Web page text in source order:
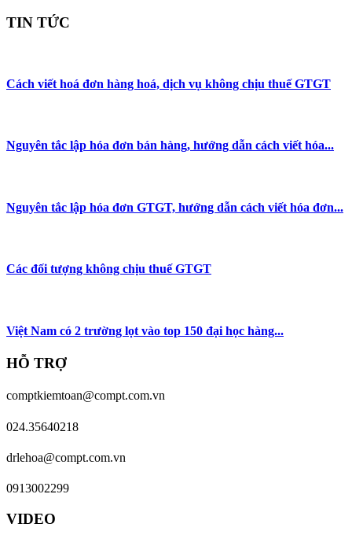
TIN TỨC
Cách viết hoá đơn hàng hoá, dịch vụ không chịu thuế GTGT
Nguyên tắc lập hóa đơn bán hàng, hướng dẫn cách viết hóa...
Nguyên tắc lập hóa đơn GTGT, hướng dẫn cách viết hóa đơn...
Các đối tượng không chịu thuế GTGT
Việt Nam có 2 trường lọt vào top 150 đại học hàng...
HỖ TRỢ
comptkiemtoan@compt.com.vn
024.35640218
drlehoa@compt.com.vn
0913002299
VIDEO